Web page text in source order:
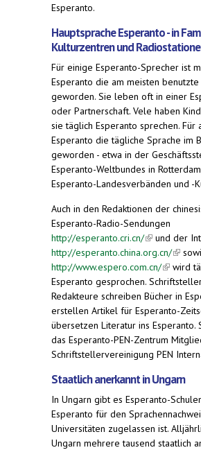
Esperanto.
Hauptsprache Esperanto - in
Kulturzentren und
Für einige Esperanto-Sprecher ist
Esperanto die am meisten benutzte
geworden. Sie leben oft in einer
oder Partnerschaft. Vele haben
sie täglich Esperanto sprechen. Für
Esperanto die tägliche Sprache im
geworden - etwa in der
Esperanto-Weltbundes in
Esperanto-Landesverbänden und -
Auch in den Redaktionen der
Esperanto-Radio-Sendungen
http://esperanto.cri.cn/(link is
und der
http://esperanto.china.org.cn/(link is
http://www.espero.com.cn/(link is
wird
Esperanto gesprochen.
Redakteure schreiben Bücher in
erstellen Artikel für Esperanto-
übersetzen Literatur ins Esperanto.
das Esperanto-PEN-Zentrum
Schriftstellervereinigung PEN
Staatlich anerkannt in Ungarn
In Ungarn gibt es Esperanto-
Esperanto für den
Universitäten zugelassen ist.
Ungarn mehrere tausend staatlich